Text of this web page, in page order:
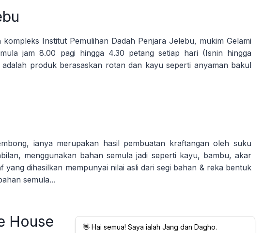
Institut Pemulihan Dadah Penjara Jelebu, mukim Gelami
jam 8.00 pagi hingga 4.30 petang setiap hari (Isnin hingga
produk berasaskan rotan dan kayu seperti anyaman bakul
ianya merupakan hasil pembuatan kraftangan oleh suku
menggunakan bahan semula jadi seperti kayu, bambu, akar
dihasilkan mempunyai nilai asli dari segi bahan & reka bentuk
semula...
House